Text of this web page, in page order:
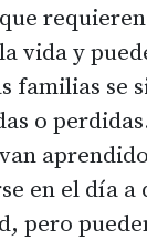
vida y
familias se
o
en el día a
pero